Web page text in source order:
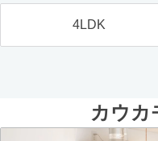
4LDK
カウカ